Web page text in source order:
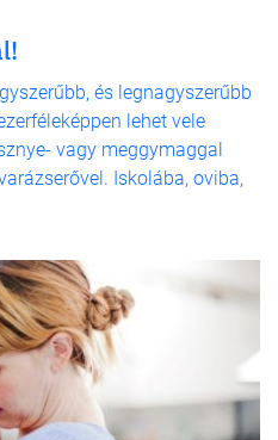
és legnagyszerűbb
lehet vele
vagy meggymaggal
Iskolába, oviba,